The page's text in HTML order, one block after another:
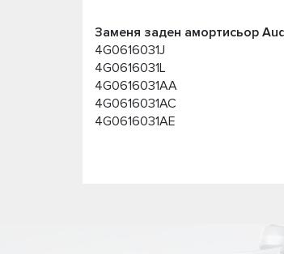
Заменя заден амортисьор
4G0616031J
4G0616031L
4G0616031AA
4G0616031AC
4G0616031AE